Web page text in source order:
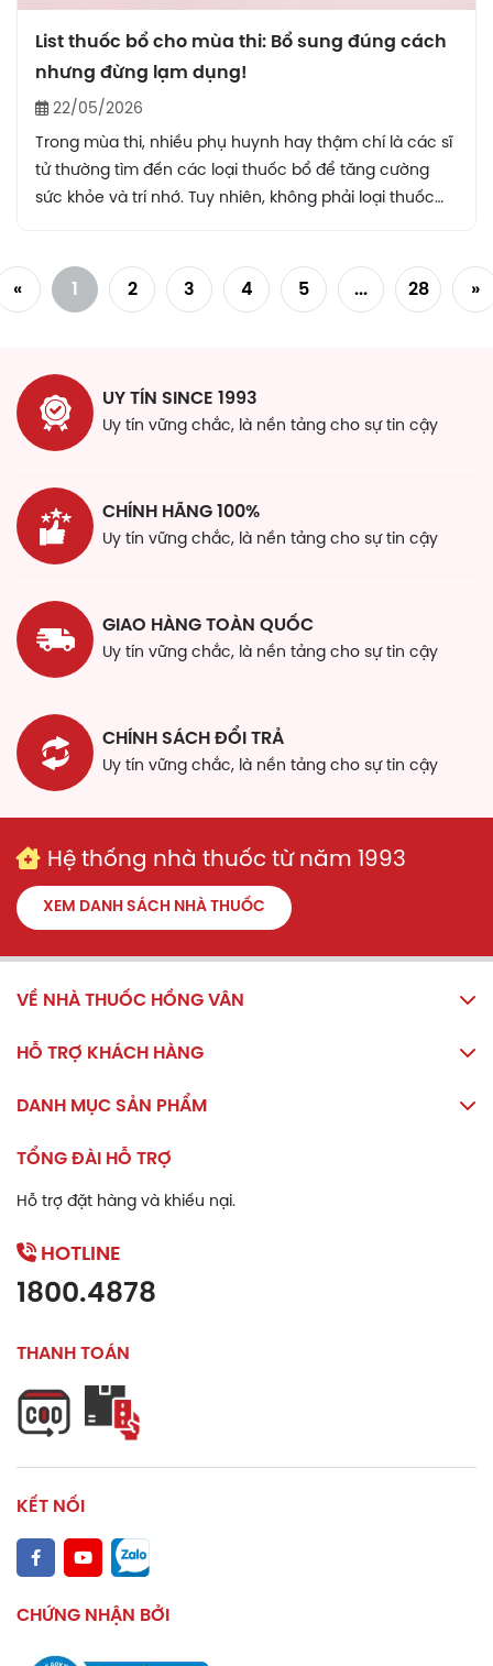
List thuốc bổ cho mùa thi: Bổ sung đúng cách
nhưng đừng lạm dụng!
22/05/2026
Trong mùa thi, nhiều phụ huynh hay thậm chí là các sĩ
tử thường tìm đến các loại thuốc bổ để tăng cường
sức khỏe và trí nhớ. Tuy nhiên, không phải loại thuốc
mùa thi phổ biến, cách lựa chọn và sử dụng đúng
cách để tránh những tác dụng phụ không mong
« 1 2 3 4 5 ... 28 »
UY TÍN SINCE 1993
Uy tín vững chắc, là nền tảng cho sự tin cậy
CHÍNH HÃNG 100%
Uy tín vững chắc, là nền tảng cho sự tin cậy
GIAO HÀNG TOÀN QUỐC
Uy tín vững chắc, là nền tảng cho sự tin cậy
CHÍNH SÁCH ĐỔI TRẢ
Uy tín vững chắc, là nền tảng cho sự tin cậy
Hệ thống nhà thuốc từ năm 1993
XEM DANH SÁCH NHÀ THUỐC
VỀ NHÀ THUỐC HỒNG VÂN
HỖ TRỢ KHÁCH HÀNG
DANH MỤC SẢN PHẨM
TỔNG ĐÀI HỖ TRỢ
Hỗ trợ đặt hàng và khiếu nại.
HOTLINE
1800.4878
THANH TOÁN
KẾT NỐI
CHỨNG NHẬN BỞI